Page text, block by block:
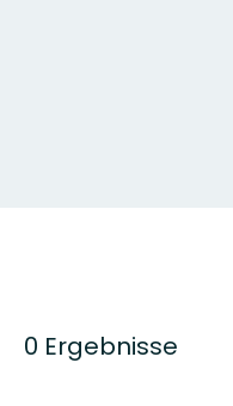
0 Ergebnisse